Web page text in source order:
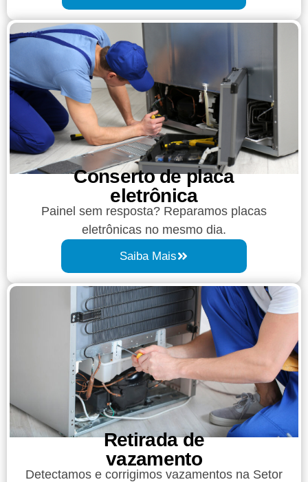
Conserto de placa
eletrônica
Painel sem resposta? Reparamos placas
eletrônicas no mesmo dia.
Saiba Mais
Retirada de
vazamento​​
Detectamos e corrigimos vazamentos na Setor